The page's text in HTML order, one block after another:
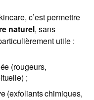
c’est permettre
naturel, sans
utile :
(rougeurs,
;
(exfoliants chimiques,